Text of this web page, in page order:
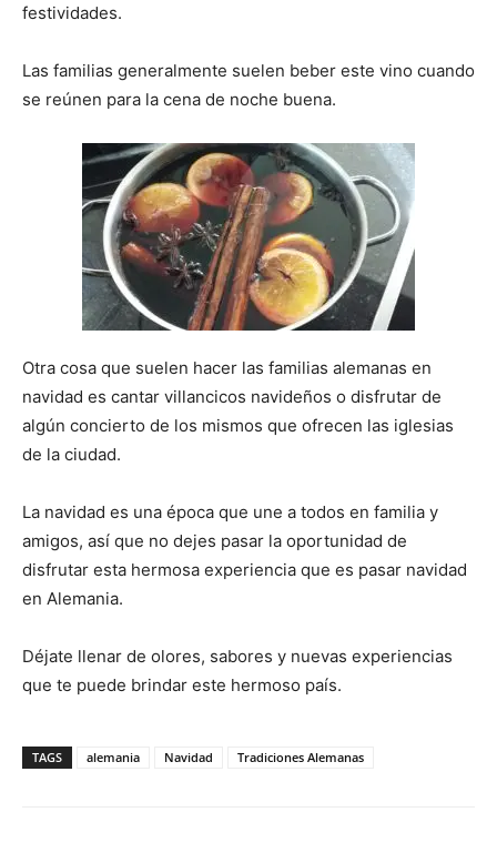
festividades.
Las familias generalmente suelen beber este vino cuando
se reúnen para la cena de noche buena.
Otra cosa que suelen hacer las familias alemanas en
navidad es cantar villancicos navideños o disfrutar de
algún concierto de los mismos que ofrecen las iglesias
de la ciudad.
La navidad es una época que une a todos en familia y
amigos, así que no dejes pasar la oportunidad de
disfrutar esta hermosa experiencia que es pasar navidad
en Alemania.
Déjate llenar de olores, sabores y nuevas experiencias
que te puede brindar este hermoso país.
TAGS alemania Navidad Tradiciones Alemanas